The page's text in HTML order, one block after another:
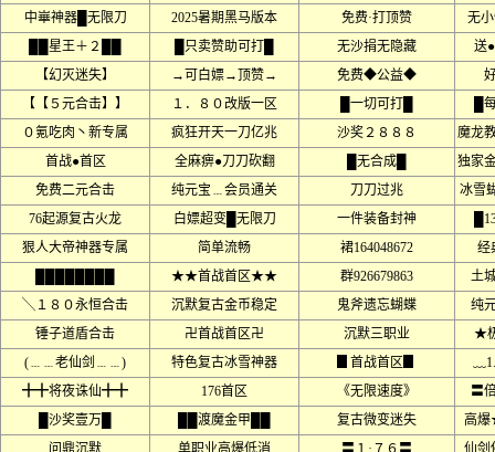
中崋神器█无限刀
2025暑期黑马版本 免费·打顶赞
无
██星王＋２██
█只卖赞助可打█ 无沙捐无隐藏
送
【幻灭迷失】
→可白嫖→顶赞→ 免费◆公益◆
【【５元合击】】
１．８０改版一区 █一切可打█
█
０氪吃肉丶新专属
疯狂开天一刀亿兆 沙奖２８８８
魔龙
首战●首区
全麻痹●刀刀砍翻 █无合成█
独家
免费二元合击
纯元宝﹍会员通关 刀刀过兆
冰雪
76起源复古火龙
白嫖超变█无限刀 一件装备封神
狠人大帝神器专属
简单流畅 裙164048672
经
★★首战首区★★ 群926679863
土
╲１８０永恒合击
沉默复古金币稳定 鬼斧遗忘蝴蝶
纯
锤子道盾合击
卍首战首区卍 沉默三职业
★
(﹍﹍老仙剑﹍﹍)
特色复古冰雪神器 ▊首战首区▊
╋╋将夜诛仙╋╋
176首区 《无限速度》
〓
█沙奖壹万█
██渡魔金甲██ 复古微变迷失
高
问鼎沉默
单职业高爆低消 〓１·７６〓
仙剑